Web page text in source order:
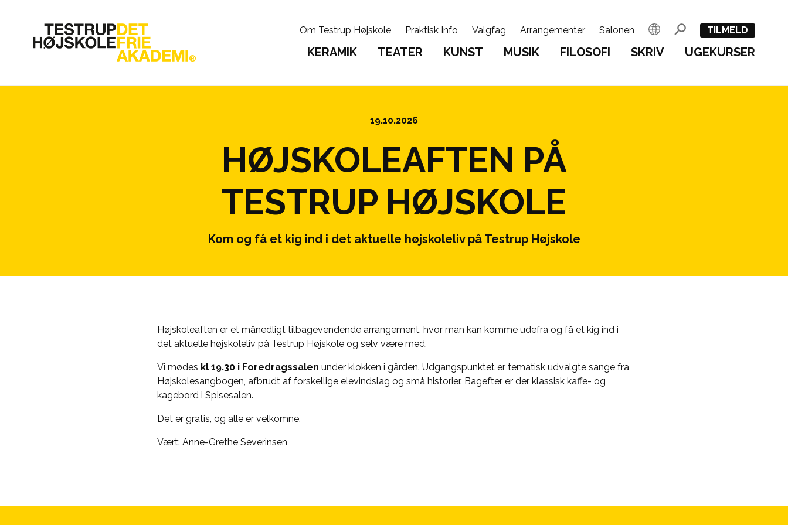
Om Testrup Højskole Praktisk Info Valgfag Arrangementer Salonen English TILMELD
KERAMIK TEATER KUNST MUSIK FILOSOFI SKRIV UGEKURSER
19.10.2026
HØJSKOLEAFTEN PÅ
TESTRUP HØJSKOLE
Kom og få et kig ind i det aktuelle højskoleliv på Testrup Højskole
Højskoleaften er et månedligt tilbagevendende arrangement, hvor man kan komme udefra og få et kig ind i
det aktuelle højskoleliv på Testrup Højskole og selv være med.
Vi mødes kl 19.30 i Foredragssalen under klokken i gården. Udgangspunktet er tematisk udvalgte sange fra
Højskolesangbogen, afbrudt af forskellige elevindslag og små historier. Bagefter er der klassisk kaffe- og
kagebord i Spisesalen.
Det er gratis, og alle er velkomne.
Vært: Anne-Grethe Severinsen